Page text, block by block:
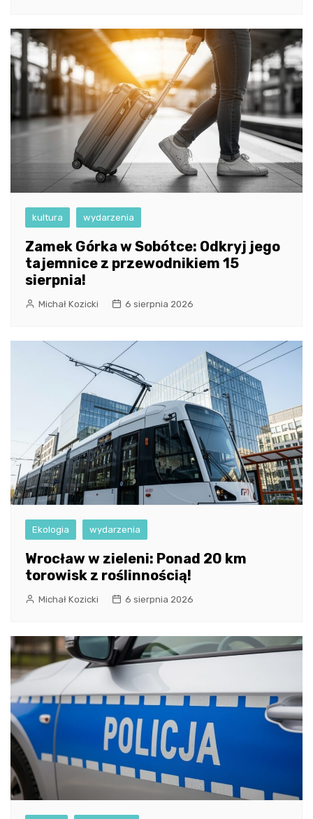
kultura wydarzenia
Zamek Górka w Sobótce: Odkryj jego
tajemnice z przewodnikiem 15
sierpnia!
Michał Kozicki 6 sierpnia 2026
Ekologia wydarzenia
Wrocław w zieleni: Ponad 20 km
torowisk z roślinnością!
Michał Kozicki 6 sierpnia 2026